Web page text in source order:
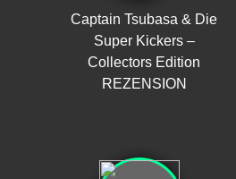
Captain Tsubasa & Die
Super Kickers –
Collectors Edition
REZENSION